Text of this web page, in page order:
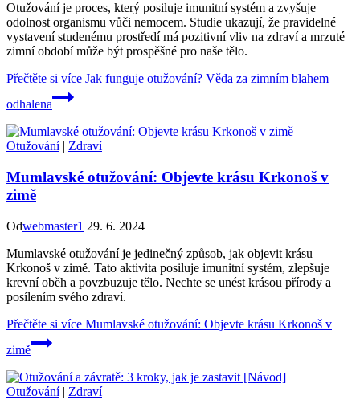
Otužování je proces, který posiluje imunitní systém a zvyšuje
odolnost organismu vůči nemocem. Studie ukazují, že pravidelné
vystavení studenému prostředí má pozitivní vliv na zdraví a mrzuté
zimní období může být prospěšné pro naše tělo.
Přečtěte si více Jak funguje otužování? Věda za zimním blahem
odhalena
Otužování| Zdraví
Mumlavské otužování: Objevte krásu Krkonoš v
zimě
Odwebmaster1 29. 6. 2024
Mumlavské otužování je jedinečný způsob, jak objevit krásu
Krkonoš v zimě. Tato aktivita posiluje imunitní systém, zlepšuje
krevní oběh a povzbuzuje tělo. Nechte se unést krásou přírody a
posílením svého zdraví.
Přečtěte si více Mumlavské otužování: Objevte krásu Krkonoš v
zimě
Otužování| Zdraví